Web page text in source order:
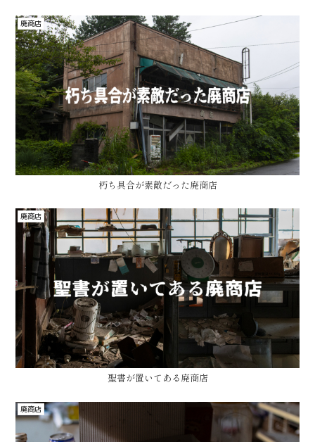
廃商店
朽ち具合が素敵だった廃商店
廃商店
聖書が置いてある廃商店
廃商店